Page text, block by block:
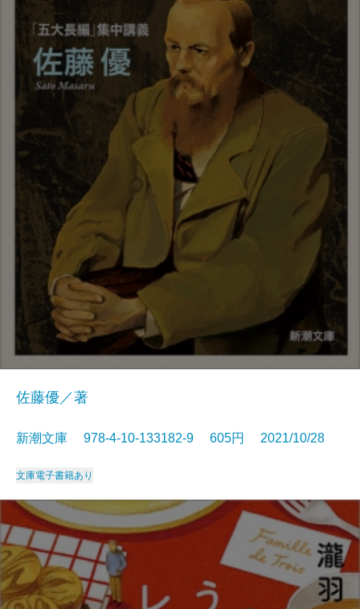
佐藤優／著
新潮文庫 978-4-10-133182-9 605円 2021/10/28
文庫電子書籍あり